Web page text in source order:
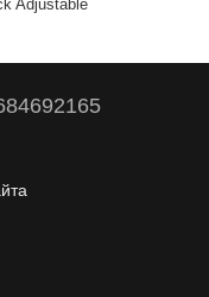
Adjustable